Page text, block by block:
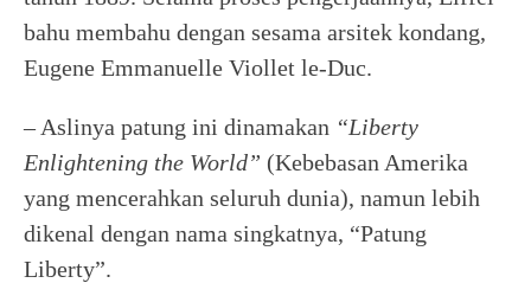
bahu membahu dengan sesama arsitek kondang,
Eugene Emmanuelle Viollet le-Duc.
– Aslinya patung ini dinamakan “Liberty
Enlightening the World” (Kebebasan Amerika
yang mencerahkan seluruh dunia), namun lebih
dikenal dengan nama singkatnya, “Patung
Liberty”.